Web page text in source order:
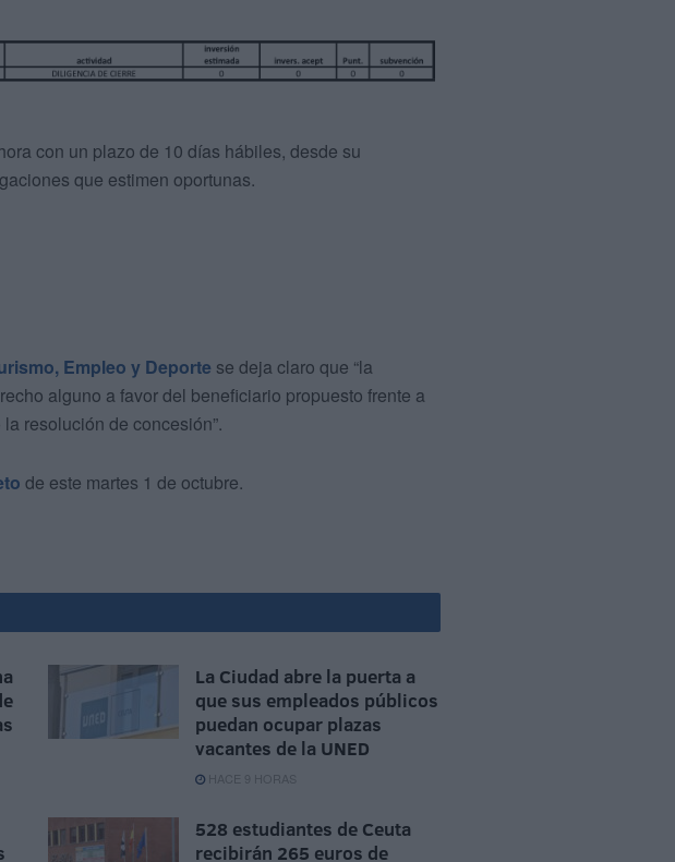
con un plazo de 10 días hábiles, desde su
que estimen oportunas.
Empleo y Deporte se deja claro que “la
alguno a favor del beneficiario propuesto frente a
resolución de concesión”.
de este martes 1 de octubre.
La Ciudad abre la puerta a
que sus empleados públicos
puedan ocupar plazas
vacantes de la UNED
HACE 9 HORAS
528 estudiantes de Ceuta
recibirán 265 euros de